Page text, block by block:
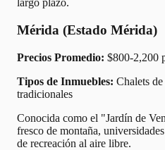
largo plazo.
Mérida (Estado Mérida)
Precios Promedio: $800-2,200
Tipos de Inmuebles: Chalets
tradicionales
Conocida como el "Jardín de
fresco de montaña,
de recreación al aire libre.